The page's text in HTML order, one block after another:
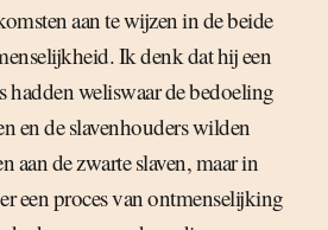
aan te wijzen in de beide
Ik denk dat hij een
hadden weliswaar de bedoeling
en de slavenhouders wilden
aan de zwarte slaven, maar in
een proces van ontmenselijking